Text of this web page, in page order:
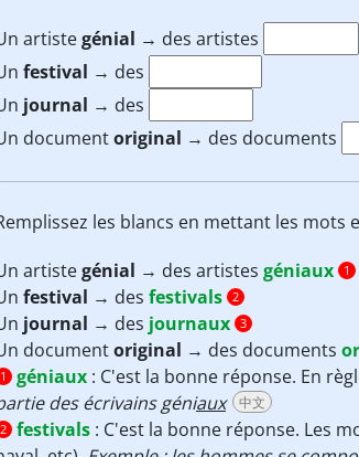
artistegénial → des artistes
festival → des
journal → des
documentoriginal → des documents
les blancs en mettant les mots
artistegénial → des artistes géniaux 1
festival → des festivals 2
journal → des journaux 3
documentoriginal → des documents
1
géniaux : C'est la bonne réponse. En
des écrivains géniaux 中文
2 festivals : C'est la bonne réponse. Les